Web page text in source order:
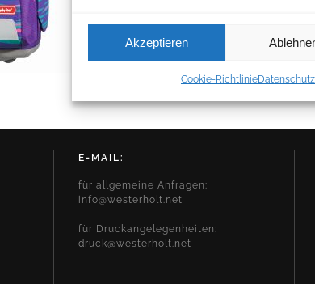
Akzeptieren
Cookie-Richtlinie
E-MAIL:
für allgemeine Anfragen:
info@westerholt.net
für Druckangelegenheiten:
druck@westerholt.net